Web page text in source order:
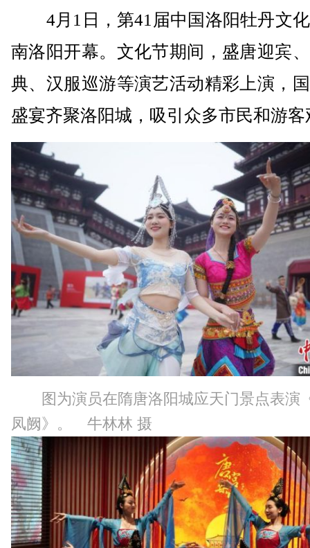
4月1日，第41届中国洛阳牡丹文
南洛阳开幕。文化节期间，盛唐迎宾
典、汉服巡游等演艺活动精彩上演，
盛宴齐聚洛阳城，吸引众多市民和游客
图为演员在隋唐洛阳城应天门景点表演
凤阙》。 牛林林 摄